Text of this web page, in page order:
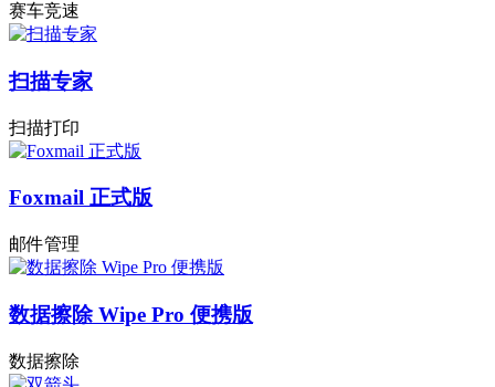
赛车竞速
扫描专家
扫描打印
Foxmail 正式版
邮件管理
数据擦除 Wipe Pro 便携版
数据擦除